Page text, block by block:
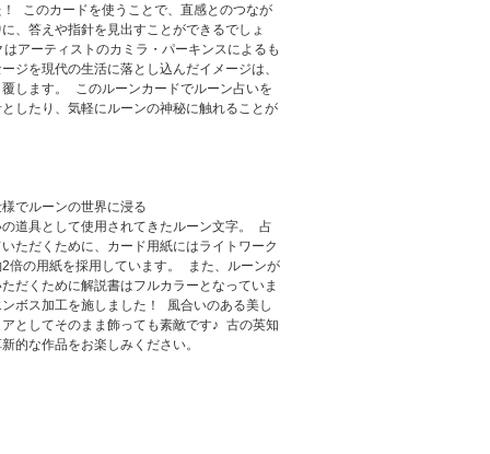
このカードを使うことで、直感とのつなが
、答えや指針を見出すことができるでしょ
アーティストのカミラ・パーキンスによるも
ジを現代の生活に落とし込んだイメージは、
します。 このルーンカードでルーン占いを
したり、気軽にルーンの神秘に触れることが
でルーンの世界に浸る
道具として使用されてきたルーン文字。 占
ただくために、カード用紙にはライトワーク
倍の用紙を採用しています。 また、ルーンが
だくために解説書はフルカラーとなっていま
ボス加工を施しました！ 風合いのある美し
としてそのまま飾っても素敵です♪ 古の英知
的な作品をお楽しみください。